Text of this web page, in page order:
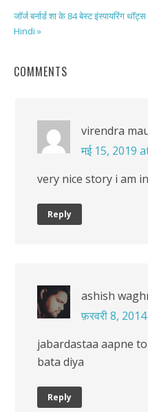
जॉर्ज बर्नार्ड शा के 84 बेस्ट
Hindi »
COMMENTS
virendra
मई 15, 2019
very nice story i am
Reply
ashish
फ़रवरी 8, 2014
jabardastaa aapne
bata diya
Reply